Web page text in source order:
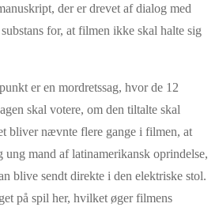
der er drevet af dialog med
for, at filmen ikke skal halte sig
er en mordretssag, hvor de 12
skal votere, om den tiltalte skal
bliver nævnte flere gange i filmen, at
ung mand af latinamerikansk oprindelse,
blive sendt direkte i den elektriske stol.
på spil her, hvilket øger filmens